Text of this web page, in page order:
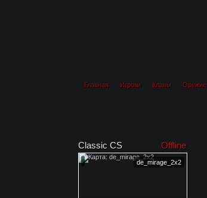
Главная Игроки Кланы Оружие
Classic CS Offline
de_mirage_2x2